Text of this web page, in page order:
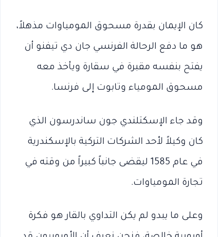
كان الإيمان بقدرة مسحوق المومياوات مذهلاً،
هو ما دفع الرحالة الفرنسي جان دي تيفنو أن
يفتح بنفسه مقبرة في سقارة ويأخذ معه
مسحوق المومياء وتابوت إلى فرنسا.
وقد جاء الإسكتلندي جون ساندرسون الذي
كان وكيلاً لأحد الشركات التركية بالإسكندرية
في عام 1585 ليقضى جانباً كبيراً من وقته في
تجارة المومياوات.
وعلى ما يبدو لم يكن التداوي بالقار هو فكرة